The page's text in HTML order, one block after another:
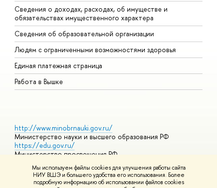
Мы используем файлы cookies для улучшения работы сайта
НИУ ВШЭ и большего удобства его использования. Более
подробную информацию об использовании файлов cookies
Сведения о доходах, расходах, об имуществе и
обязательствах имущественного характера
Сведения об образовательной организации
Людям с ограниченными возможностями здоровья
Единая платежная страница
Работа в Вышке
http://www.minobrnauki.gov.ru/
Министерство науки и высшего образования РФ
https://edu.gov.ru/
Министерство просвещения РФ
https://elearning.hse.ru/mooc
Массовые открытые онлайн-курсы